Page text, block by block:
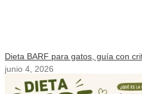
Dieta BARF para gatos, guía con
junio 4, 2026